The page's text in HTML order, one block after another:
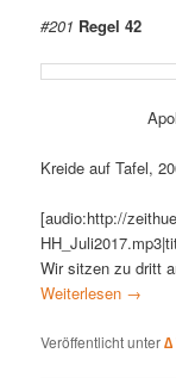
#201 Regel 42
Kreide auf Tafel,
[audio:http://
Wir sitzen zu dritt
Weiterlesen →
Veröffentlicht unter∆